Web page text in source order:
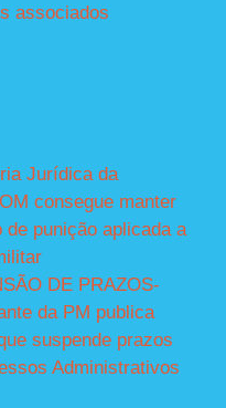
associados
Jurídica da
consegue manter
de punição aplicada a
DE PRAZOS-
da PM publica
suspende prazos
Administrativos